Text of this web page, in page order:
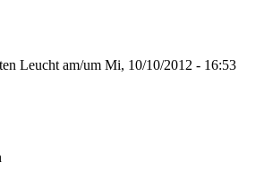
Leucht am/um Mi, 10/10/2012 - 16:53